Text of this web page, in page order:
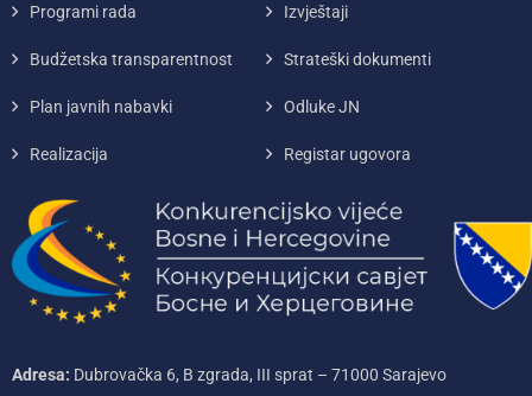
Programi rada Izvještaji
Budžetska transparentnost Strateški dokumenti
Plan javnih nabavki Odluke JN
Realizacija Registar ugovora
Adresa: Dubrovačka 6, B zgrada, III sprat – 71000‌ Sarajevo